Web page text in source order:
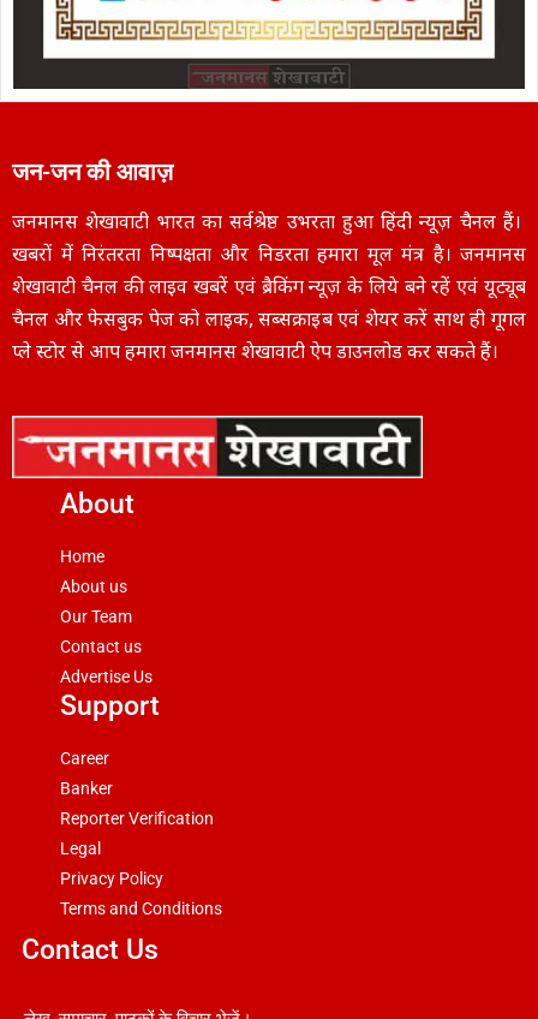
जन-जन की आवाज़
जनमानस शेखावाटी भारत का सर्वश्रेष्ठ उभरता हुआ हिंदी न्यूज़ चैनल हैं।
खबरों में निरंतरता निष्पक्षता और निडरता हमारा मूल मंत्र है। जनमानस
शेखावाटी चैनल की लाइव खबरें एवं ब्रैकिंग न्यूज़ के लिये बने रहें एवं यूट्यूब
चैनल और फेसबुक पेज को लाइक, सब्सक्राइब एवं शेयर करें साथ ही गूगल
प्ले स्टोर से आप हमारा जनमानस शेखावाटी ऐप डाउनलोड कर सकते हैं।
About
Home
About us
Our Team
Contact us
Advertise Us
Support
Career
Banker
Reporter Verification
Legal
Privacy Policy
Terms and Conditions
Contact Us